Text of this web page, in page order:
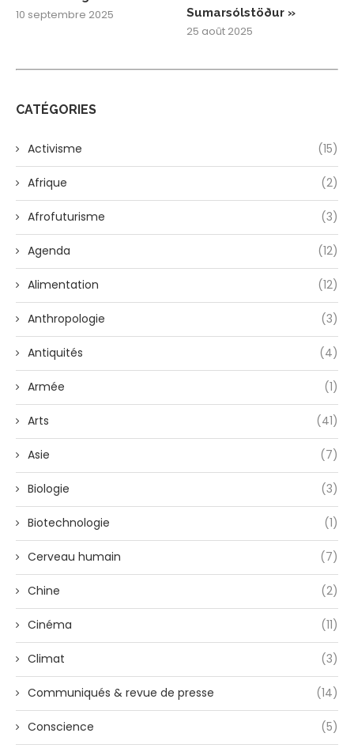
10 septembre 2025
Sumarsólstöður »
25 août 2025
CATÉGORIES
Activisme (15)
Afrique (2)
Afrofuturisme (3)
Agenda (12)
Alimentation (12)
Anthropologie (3)
Antiquités (4)
Armée (1)
Arts (41)
Asie (7)
Biologie (3)
Biotechnologie (1)
Cerveau humain (7)
Chine (2)
Cinéma (11)
Climat (3)
Communiqués & revue de presse (14)
Conscience (5)